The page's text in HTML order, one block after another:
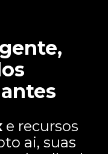
e recursos
ai, suas